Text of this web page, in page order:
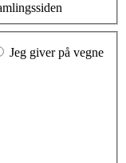
Jeg giver på vegne